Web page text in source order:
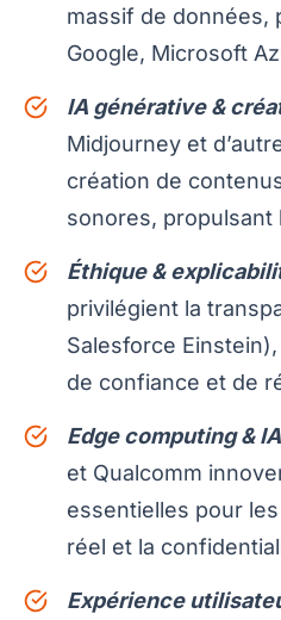
massif de données,
Google, Microsoft
IA générative &
Midjourney et
création de
sonores, propulsant
Éthique &
privilégient la
Salesforce
de confiance et de
Edge computing &
et Qualcomm
essentielles pour
réel et la
Expérience